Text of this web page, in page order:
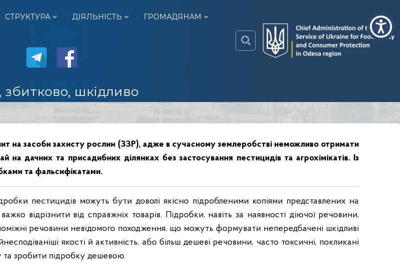
СТРУКТУРА ДІЯЛЬНІСТЬ ГРОМАДЯНАМ
c
o
m
e
r
.
шкідливо
на засоби захисту рослин (ЗЗР), адже в сучасному землеробстві неможливо отримати
на дачних та присадибних ділянках без застосування пестицидів та агрохімікатів. Із
та фальсифікатами.
пестицидів можуть бути доволі якісно підробленими копіями представлених на
відрізнити від справжніх товарів. Підробки, навіть за наявності діючої речовини,
речовини невідомого походження, що можуть формувати непередбачені шкідливі
якості й активність, або більш дешеві речовини, часто токсичні, покликані
та зробити підробку дешевою.